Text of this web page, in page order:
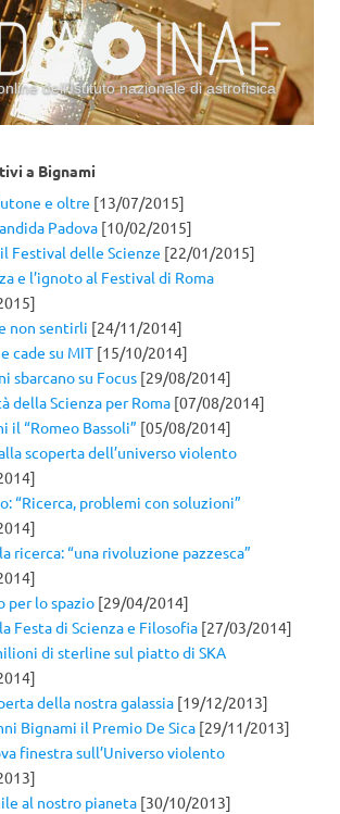
dell’Istituto nazionale di astrofisica
a Bignami
e oltre [13/07/2015]
Padova [10/02/2015]
Festival delle Scienze [22/01/2015]
e l’ignoto al Festival di Roma
non sentirli [24/11/2014]
cade su MIT [15/10/2014]
sbarcano su Focus [29/08/2014]
della Scienza per Roma [07/08/2014]
il “Romeo Bassoli” [05/08/2014]
scoperta dell’universo violento
“Ricerca, problemi con soluzioni”
ricerca: “una rivoluzione pazzesca”
per lo spazio [29/04/2014]
Festa di Scienza e Filosofia [27/03/2014]
di sterline sul piatto di SKA
della nostra galassia [19/12/2013]
Bignami il Premio De Sica [29/11/2013]
finestra sull’Universo violento
al nostro pianeta [30/10/2013]